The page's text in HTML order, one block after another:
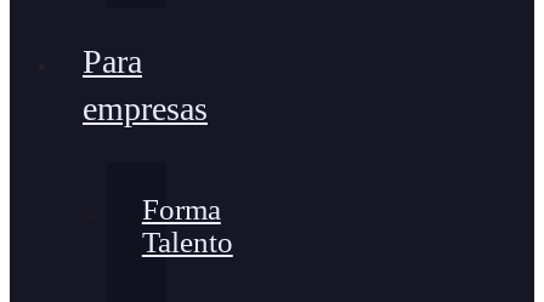
Para
empresas
Forma
Talento